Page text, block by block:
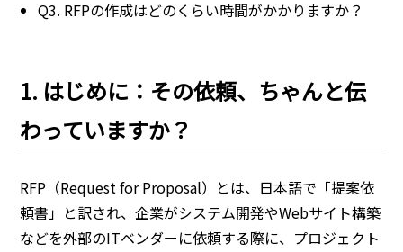
Q3. RFPの作成はどのくらい時間がかかりますか？
1. はじめに：その依頼、ちゃんと伝
わっていますか？
RFP（Request for Proposal）とは、日本語で「提案依
頼書」と訳され、企業がシステム開発やWebサイト構築
などを外部のITベンダーに依頼する際に、プロジェクト